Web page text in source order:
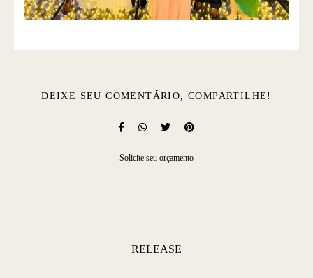
DEIXE SEU COMENTÁRIO, COMPARTILHE!
Solicite seu orçamento
RELEASE